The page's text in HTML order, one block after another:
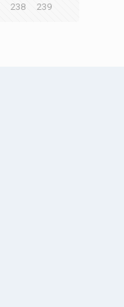
238 239